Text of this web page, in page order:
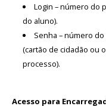
Login – número do
do aluno).
Senha – número
(cartão de cidadão ou
processo).
Acesso para